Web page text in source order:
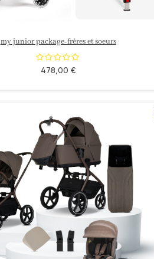
my junior package-frères et soeurs
478,00 €